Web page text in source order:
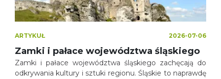
miejskiego zgiełku.
ARTYKUŁ 2026-07-06
Zamki i pałace województwa śląskiego
Zamki i pałace województwa śląskiego zachęcają do
odkrywania kultury i sztuki regionu. Śląskie to naprawdę